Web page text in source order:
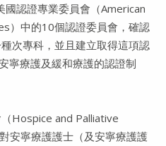
認證專業委員會（American
）中的10個認證委員會，確認
次專科，並且建立取得這項認
寧療護及緩和療護的認證制
Hospice and Palliative
安寧療護護士（及安寧療護護